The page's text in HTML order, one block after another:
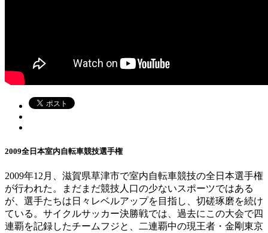
2009全日本室内自転車競技選手権
2009年12月、滋賀県草津市で室内自転車競技の全日本選手権
が行われた。まだまだ競技人口の少ないスポーツではある
が、選手たちは日々レベルアップを目指し、切磋琢磨を続け
ている。サイクルサッカー決勝戦では、過去にこの大会で四
連覇を記録したチームフジと、二連覇中の現王者・金剛東京